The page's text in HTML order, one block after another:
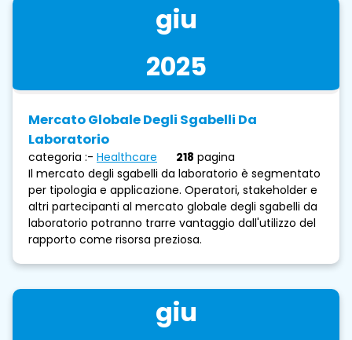
giu
2025
Mercato Globale Degli Sgabelli Da
Laboratorio
categoria :- Healthcare 218 pagina
Il mercato degli sgabelli da laboratorio è segmentato
per tipologia e applicazione. Operatori, stakeholder e
altri partecipanti al mercato globale degli sgabelli da
laboratorio potranno trarre vantaggio dall'utilizzo del
rapporto come risorsa preziosa.
giu